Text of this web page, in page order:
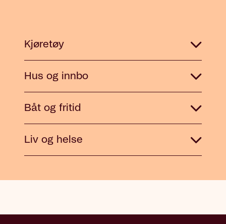
Kjøretøy
Hus og innbo
Båt og fritid
Liv og helse